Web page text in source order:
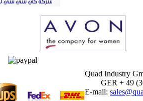
Quad Industry
GER + 49
E-mail: